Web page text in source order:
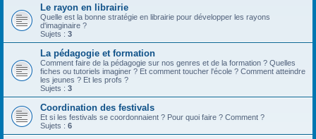
Le rayon en librairie
Quelle est la bonne stratégie en librairie pour développer les rayons
d'imaginaire ?
Sujets : 3
La pédagogie et formation
Comment faire de la pédagogie sur nos genres et de la formation ? Quelles
fiches ou tutoriels imaginer ? Et comment toucher l'école ? Comment atteindre
les jeunes ? Et les profs ?
Sujets : 3
Coordination des festivals
Et si les festivals se coordonnaient ? Pour quoi faire ? Comment ?
Sujets : 6